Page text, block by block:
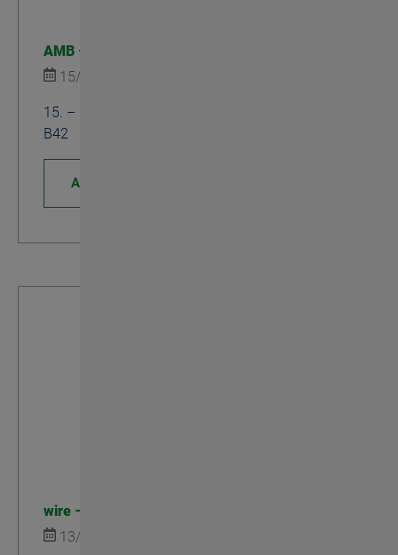
AMB – Germania
15/09/2026
15. – 19. Settembre 2026, Padiglione 1 | Stand
B42
Approfondisci
wire – Germania
13/04/2026